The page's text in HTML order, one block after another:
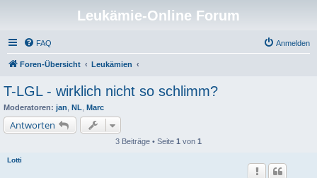
Leukämie-Online Forum
FAQ Anmelden
Foren-Übersicht Leukämien
T-LGL - wirklich nicht so schlimm?
Moderatoren: jan NL Marc
Antworten
3 Beiträge • Seite 1 von 1
Lotti